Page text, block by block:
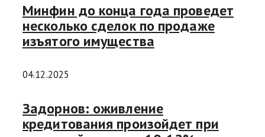
Минфин до конца года проведет
несколько сделок по продаже
изъятого имущества
04.12.2025
Задорнов: оживление
кредитования произойдет при